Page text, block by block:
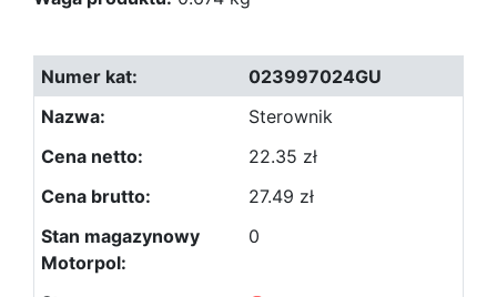
023997024GU
Sterownik
22.35 zł
27.49 zł
0